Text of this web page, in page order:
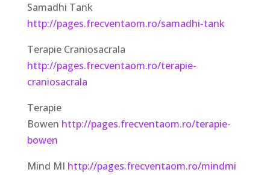
Samadhi Tank
http://pages.frecventaom.ro/samadhi-tank
Terapie Craniosacrala
http://pages.frecventaom.ro/terapie-
craniosacrala
Terapie
Bowen http://pages.frecventaom.ro/terapie-
bowen
Mind MI http://pages.frecventaom.ro/mindmi